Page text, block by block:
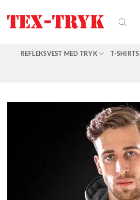
indhold
REFLEKSVEST MED TRYK T-SHIRTS